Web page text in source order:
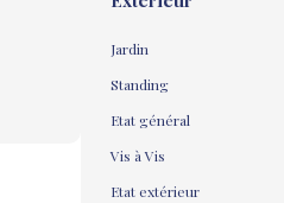
Jardin
Standing
Etat général
Vis à Vis
Etat extérieur